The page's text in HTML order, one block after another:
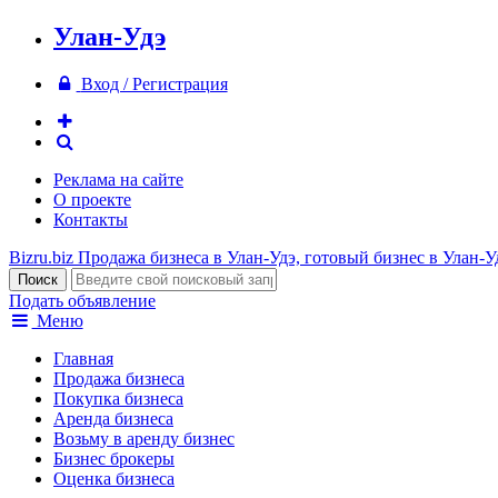
Улан-Удэ
Вход / Регистрация
Реклама на сайте
О проекте
Контакты
Bizru.biz Продажа бизнеса в Улан-Удэ, готовый бизнес в Улан-
Подать объявление
Меню
Главная
Продажа бизнеса
Покупка бизнеса
Аренда бизнеса
Возьму в аренду бизнес
Бизнес брокеры
Оценка бизнеса